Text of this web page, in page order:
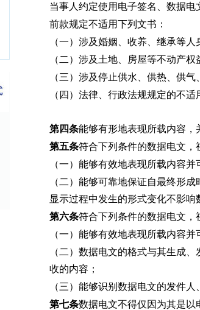
当事人约定使用电子签名、数据电
前款规定不适用下列文书：
（一）涉及婚姻、收养、继承等人
（二）涉及土地、房屋等不动产权
（三）涉及停止供水、供热、供气
（四）法律、行政法规规定的不适
第四条能够有形地表现所载内容，
第五条符合下列条件的数据电文，
（一）能够有效地表现所载内容并
（二）能够可靠地保证自最终形
显示过程中发生的形式变化不影响
第六条符合下列条件的数据电文，
（一）能够有效地表现所载内容并
（二）数据电文的格式与其生成
收的内容；
（三）能够识别数据电文的发件
第七条数据电文不得仅因为其是以